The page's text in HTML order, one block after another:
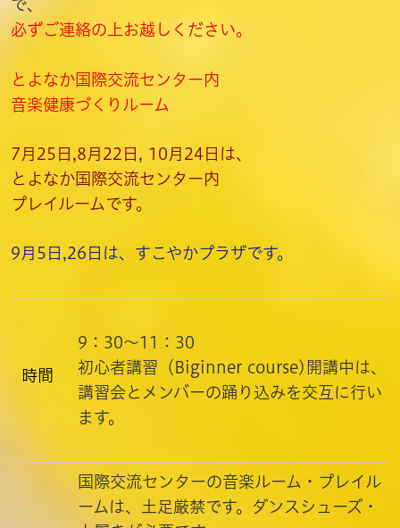
で、
必ずご連絡の上お越しください。
とよなか国際交流センター内
音楽健康づくりルーム
7月25日,8月22日, 10月24日は、
とよなか国際交流センター内
プレイルームです。
9月5日,26日は、すこやかプラザです。
時間
9：30～11：30
初心者講習（Biginner course)開講中は、
講習会とメンバーの踊り込みを交互に行い
ます。
国際交流センターの音楽ルーム・プレイル
ームは、土足厳禁です。 ダンスシューズ・